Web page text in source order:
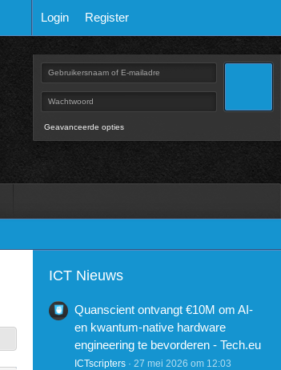
Login Register
Geavanceerde opties
ICT Nieuws
Quanscient ontvangt €10M om AI-
en kwantum-native hardware
engineering te bevorderen - Tech.eu
ICTscripters 27 mei 2026 om 12:03